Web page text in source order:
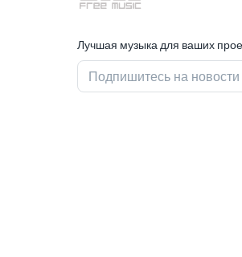
Лучшая музыка для ваших
Подпишитесь на новости